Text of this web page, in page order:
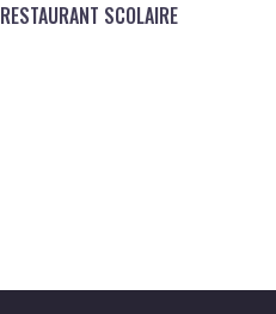
RESTAURANT SCOLAIRE